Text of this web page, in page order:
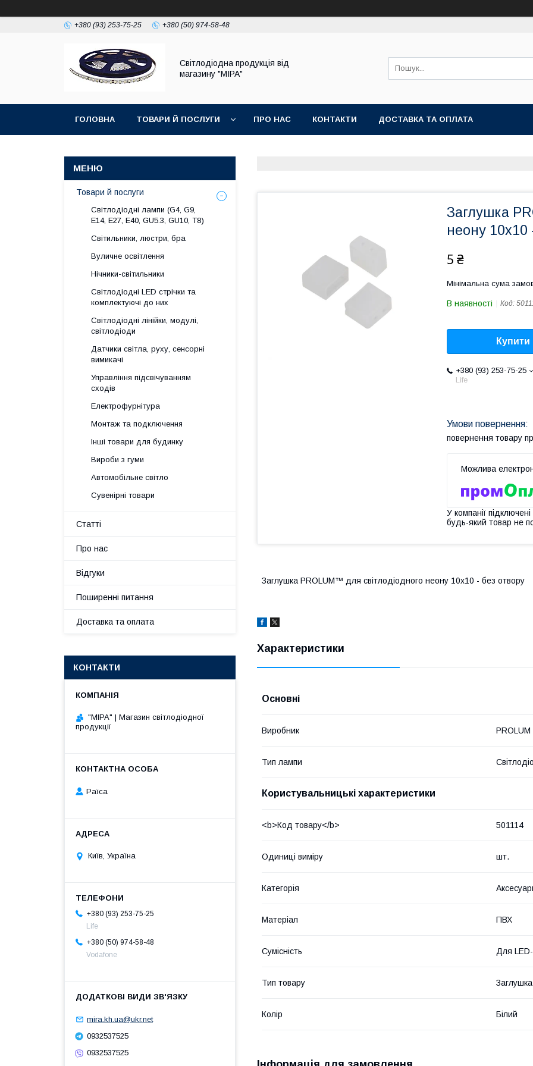
+380 (93) 253-75-25 +380 (50) 974-58-48
Світлодіодна продукція від
магазину "МІРА"
ГОЛОВНА ТОВАРИ Й ПОСЛУГИ ПРО НАС КОНТАКТИ ДОСТАВКА ТА ОПЛАТА
Заглушка
неону 10x10
5 ₴
Мінімальна сума
В наявності Код:
Купити
+380 (93) 253-75-25
Life
повернення товару
У компанії
будь-який товар не
Заглушка PROLUM™ для світлодіодного неону 10x10 - без отвору
Характеристики
Основні
Виробник PROLUM
Тип лампи
Користувальницькі характеристики
<b>Код товару</b> 501114
Одиниці виміру шт.
Категорія
Матеріал ПВХ
Сумісність Для
Тип товару Заглушка
Колір Білий
Товари й послуги
Світлодіодні лампи (G4, G9,
E14, E27, Е40, GU5.3, GU10, Т8)
Світильники, люстри, бра
Вуличне освітлення
Нічники-світильники
Світлодіодні LED стрічки та
комплектуючі до них
Світлодіодні лінійки, модулі,
світлодіоди
Датчики світла, руху, сенсорні
вимикачі
Управління підсвічуванням
сходів
Електрофурнітура
Монтаж та подключення
Інші товари для будинку
Вироби з гуми
Автомобільне світло
Сувенірні товари
Статті
Про нас
Відгуки
Поширенні питання
Доставка та оплата
КОНТАКТИ
"МІРА" | Магазин світлодіодної
продукції
Раїса
Київ, Україна
+380 (93) 253-75-25
Life
+380 (50) 974-58-48
Vodafone
mira.kh.ua@ukr.net
0932537525
0932537525